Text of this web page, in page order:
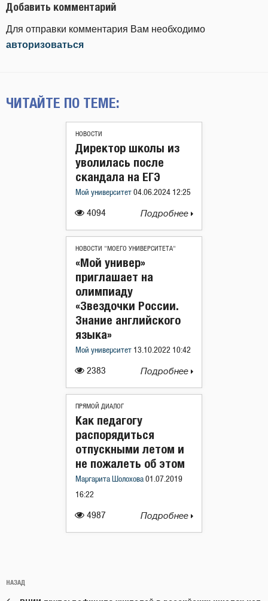
Добавить комментарий
Для отправки комментария Вам необходимо
авторизоваться
ЧИТАЙТЕ ПО ТЕМЕ:
НОВОСТИ
4094
Директор школы из
уволилась после
скандала на ЕГЭ
Мой университет 04.06.2024 12:25
Подробнее
НОВОСТИ "МОЕГО УНИВЕРСИТЕТА"
2383
«Мой универ»
приглашает на
олимпиаду
«Звездочки России.
Знание английского
языка»
Мой университет 13.10.2022 10:42
Подробнее
ПРЯМОЙ ДИАЛОГ
4987
Как педагогу
распорядиться
отпускными летом и
не пожалеть об этом
Маргарита Шолохова 01.07.2019
16:22
Подробнее
по
Предыдущая
НАЗАД